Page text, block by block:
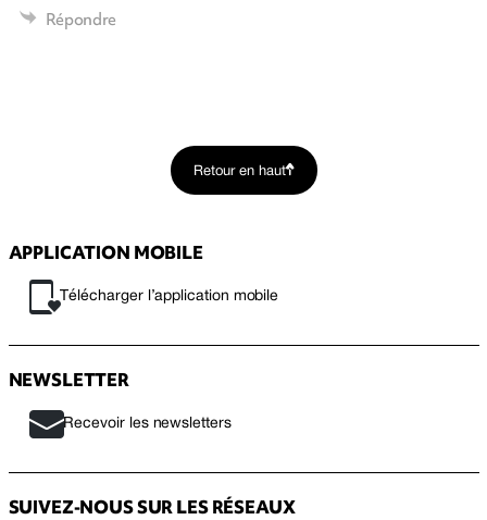
Répondre
Retour en haut
APPLICATION MOBILE
Télécharger l’application mobile
NEWSLETTER
Recevoir les newsletters
SUIVEZ-NOUS SUR LES RÉSEAUX